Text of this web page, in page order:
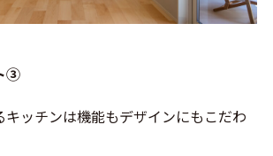
③
キッチンは機能もデザインにもこだわ